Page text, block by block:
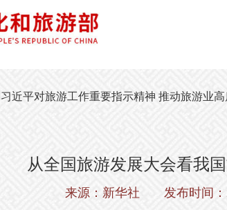
近平对旅游工作重要指示精神 推动旅游业
从全国旅游发展大会看我
来源：新华社 发布时间